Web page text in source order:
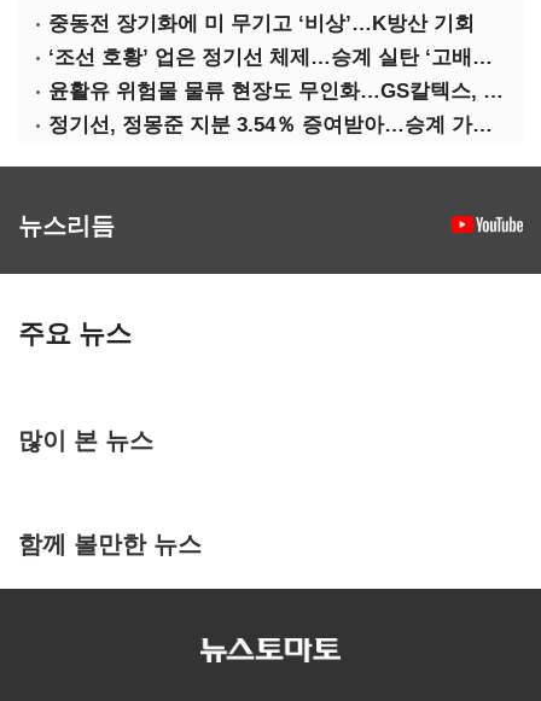
중동전 장기화에 미 무기고 ‘비상’…K방산 기회
‘조선 호황’ 업은 정기선 체제…승계 실탄 ‘고배당’ 주목
윤활유 위험물 물류 현장도 무인화…GS칼텍스, 디지털 전환 가속
정기선, 정몽준 지분 3.54％ 증여받아…승계 가속화
뉴스리듬
주요 뉴스
많이 본 뉴스
함께 볼만한 뉴스